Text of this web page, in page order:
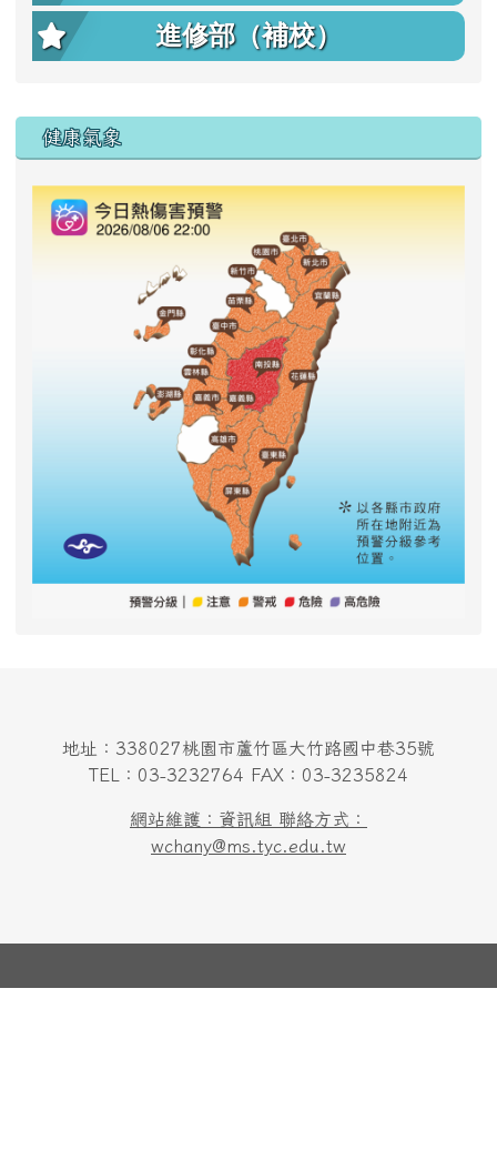
進修部（補校）
右邊區域內容
健康氣象
地址：338027桃園市蘆竹區大竹路國中巷35號
TEL：03-3232764 FAX：03-3235824
網站維護：資訊組 聯絡方式：
wchany@ms.tyc.edu.tw